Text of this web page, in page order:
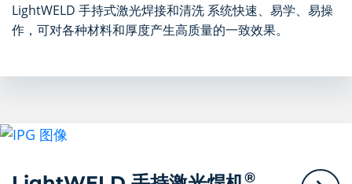
LightWELD 手持式激光焊接和清洗 系统快速、易学、易操
作，可对各种材料和厚度产生高质量的一致效果。
®